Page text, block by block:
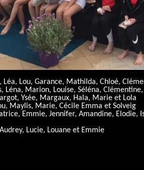
Lou, Garance, Mathilda, Chloé,
Marion, Louise, Séléna,
Ysée, Margaux, Hala, Marie et Lola
Maylis, Marie, Cécile Emma et Solveig
Emmie, Jennifer, Amandine, Elodie,
Lucie, Louane et Emmie